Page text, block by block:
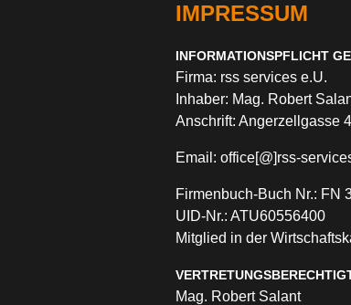
IMPRESSUM
INFORMATIONSPFLICHT
Firma: rss services e.U.
Inhaber: Mag. Robert
Anschrift: Angerzellgasse
Email: office[@]rss-
Firmenbuch-Buch Nr.: FN
UID-Nr.: ATU60556400
Mitglied in der
Mag. Robert Salant